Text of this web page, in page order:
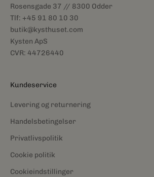
Rosensgade 37 // 8300 Odder
Tlf: +45 91 80 10 30
butik@kysthuset.com
Kysten ApS
CVR: 44726440
Kundeservice
Levering og returnering
Handelsbetingelser
Privatlivspolitik
Cookie politik
Cookieindstillinger